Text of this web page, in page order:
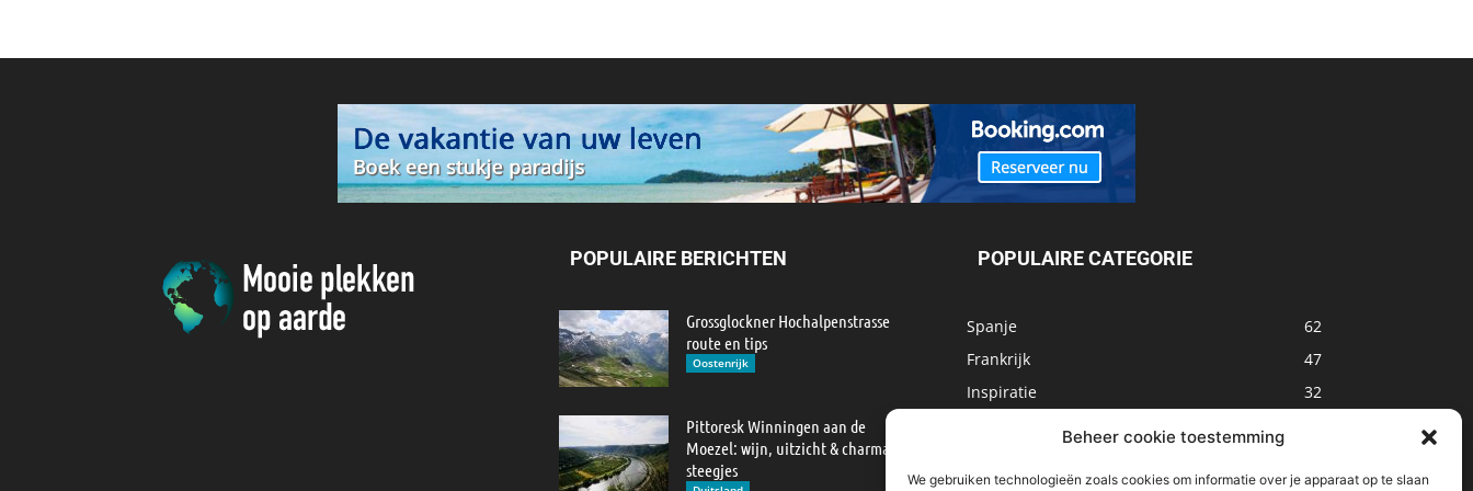
Beheer cookie toestemming
We gebruiken technologieën zoals cookies om informatie over je apparaat op te slaan
POPULAIRE BERICHTEN
Grossglockner Hochalpenstrasse
route en tips
Oostenrijk
Pittoresk Winningen aan de
Moezel: wijn, uitzicht & charmante
steegjes
POPULAIRE CATEGORIE
Spanje
62
Frankrijk
47
Inspiratie
32